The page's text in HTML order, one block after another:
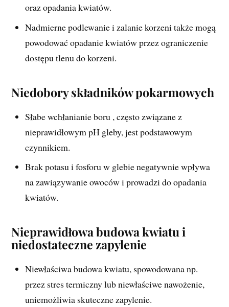
oraz opadania kwiatów.
Nadmierne podlewanie i zalanie korzeni także mogą
powodować opadanie kwiatów przez ograniczenie
dostępu tlenu do korzeni.
Niedobory składników pokarmowych
Słabe wchłanianie boru , często związane z
nieprawidłowym pH gleby, jest podstawowym
czynnikiem.
Brak potasu i fosforu w glebie negatywnie wpływa
na zawiązywanie owoców i prowadzi do opadania
kwiatów.
Nieprawidłowa budowa kwiatu i
niedostateczne zapylenie
Niewłaściwa budowa kwiatu, spowodowana np.
przez stres termiczny lub niewłaściwe nawożenie,
uniemożliwia skuteczne zapylenie.